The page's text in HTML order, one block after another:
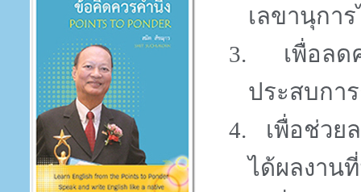
เลขานุกา
3.
เพื่อล
ประสบกา
4.
เพื่อช่วย
ได้ผลงาน